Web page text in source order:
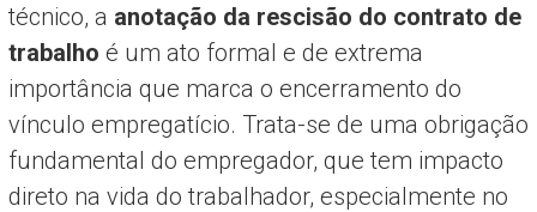
técnico, a anotação da rescisão do contrato de
trabalho é um ato formal e de extrema
importância que marca o encerramento do
vínculo empregatício. Trata-se de uma obrigação
fundamental do empregador, que tem impacto
direto na vida do trabalhador, especialmente no